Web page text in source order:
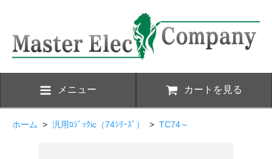
メニュー カートを見る
ホーム > 汎用ﾛｼﾞｯｸic（74ｼﾘｰｽﾞ） > TC74～